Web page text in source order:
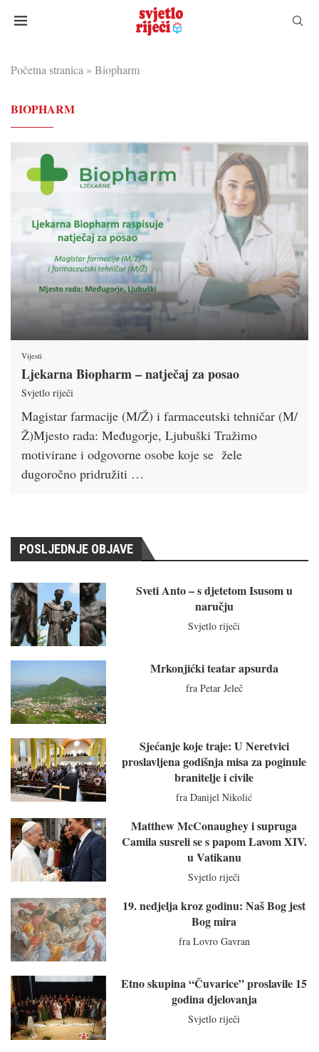
Početna stranica » Biopharm
BIOPHARM
Vijesti
Ljekarna Biopharm – natječaj za posao
Svjetlo riječi
Magistar farmacije (M/Ž) i farmaceutski tehničar (M/
Ž)Mjesto rada: Međugorje, Ljubuški Tražimo
motivirane i odgovorne osobe koje se žele
dugoročno pridružiti …
POSLJEDNJE OBJAVE
Sveti Anto – s djetetom Isusom u
naručju
Svjetlo riječi
Mrkonjićki teatar apsurda
fra Petar Jeleč
Sjećanje koje traje: U Neretvici
proslavljena godišnja misa za poginule
branitelje i civile
fra Danijel Nikolić
Matthew McConaughey i supruga
Camila susreli se s papom Lavom XIV.
u Vatikanu
Svjetlo riječi
19. nedjelja kroz godinu: Naš Bog jest
Bog mira
fra Lovro Gavran
Etno skupina “Čuvarice” proslavile 15
godina djelovanja
Svjetlo riječi